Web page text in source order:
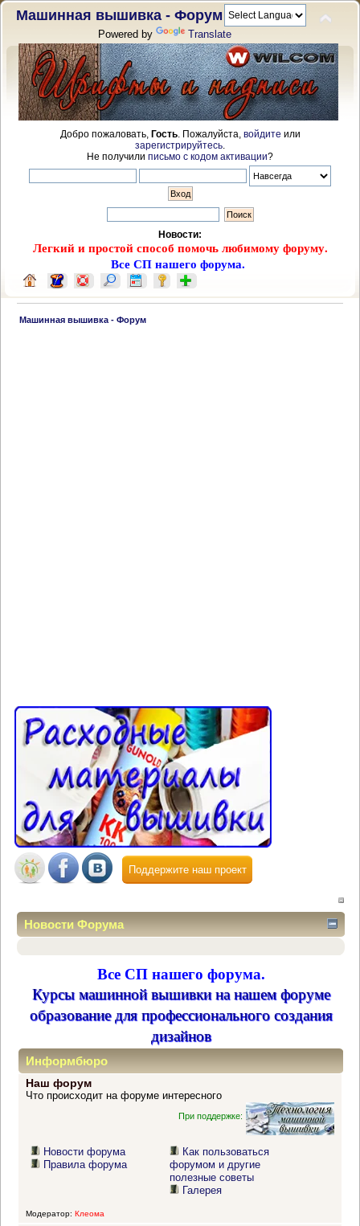
Машинная вышивка - Форум
Powered by Translate
Добро пожаловать, Гость. Пожалуйста, войдите или
зарегистрируйтесь
Не получили письмо с кодом активации?
Новости:
Легкий и простой способ помочь любимому форуму.
Все СП нашего форума.
Машинная вышивка - Форум
Поддержите наш проект
Новости Форума
Все СП нашего форума.
Курсы машинной вышивки на нашем форуме
образование для профессионального создания
дизайнов
Информбюро
Наш форум
Что происходит на форуме интересного
При поддержке:
Новости форума
Правила форума
Как пользоваться
форумом и другие
полезные советы
Галерея
Модератор: Клеома